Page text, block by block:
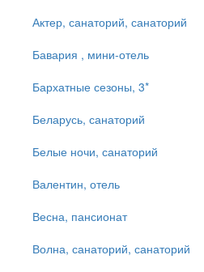
Актер, санаторий, санаторий
Бавария , мини-отель
Бархатные сезоны, 3*
Беларусь, санаторий
Белые ночи, санаторий
Валентин, отель
Весна, пансионат
Волна, санаторий, санаторий